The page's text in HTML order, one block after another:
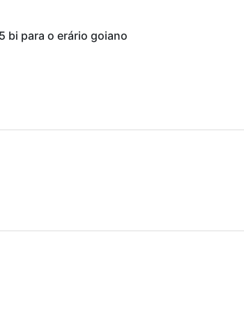
bi para o erário goiano